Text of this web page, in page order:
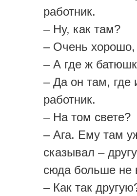
работник.
– Ну, как там?
– Очень хорошо,
– А где ж
– Да он там, где
работник.
– На том свете?
– Ага. Ему там
сказывал –
сюда больше не
– Как так